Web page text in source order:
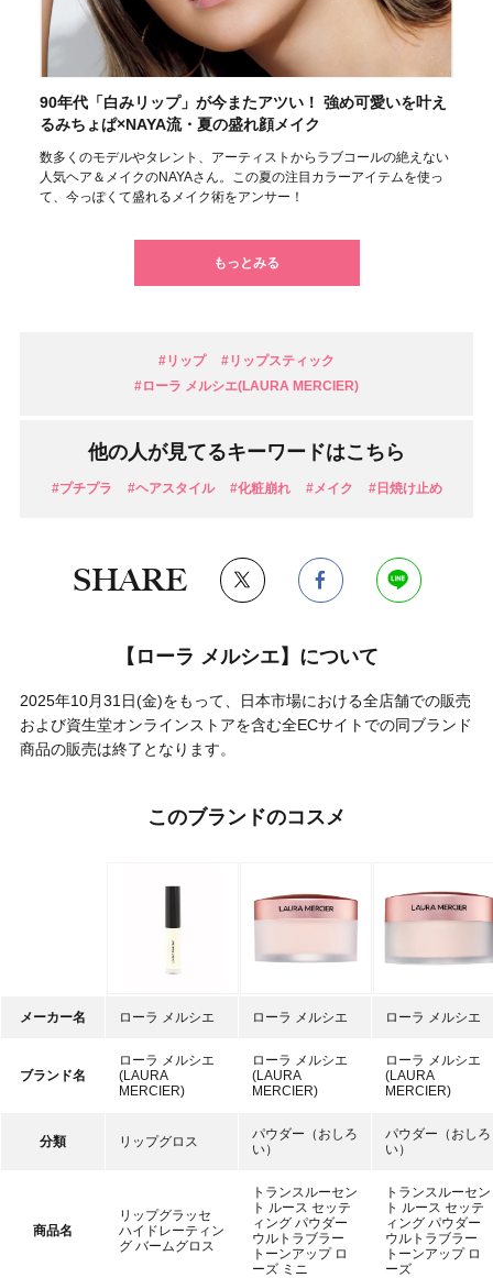
90年代「白みリップ」が今またアツい！ 強め可愛いを叶え
るみちょぱ×NAYA流・夏の盛れ顔メイク
数多くのモデルやタレント、アーティストからラブコールの絶えない
人気ヘア＆メイクのNAYAさん。この夏の注目カラーアイテムを使っ
て、今っぽくて盛れるメイク術をアンサー！
もっとみる
#リップ
#リップスティック
#ローラ メルシエ(LAURA MERCIER)
他の人が見てるキーワードはこちら
#プチプラ #ヘアスタイル #化粧崩れ #メイク #日焼け止め
SHARE
【ローラ メルシエ】について
2025年10月31日(金)をもって、日本市場における全店舗での販売
および資生堂オンラインストアを含む全ECサイトでの同ブランド
商品の販売は終了となります。
このブランドのコスメ
メーカー名 ローラ メルシエ ローラ メルシエ ローラ メルシエ
ブランド名
ローラ メルシエ
(LAURA
MERCIER)
ローラ メルシエ
(LAURA
MERCIER)
ローラ メルシエ
(LAURA
MERCIER)
分類 リップグロス
パウダー（おしろ
い）
パウダー（おしろ
い）
商品名
リップグラッセ
ハイドレーティン
グ バームグロス
トランスルーセン
ト ルース セッテ
ィング パウダー
ウルトラブラー
トーンアップ ロ
ーズ ミニ
トランスルーセン
ト ルース セッテ
ィング パウダー
ウルトラブラー
トーンアップ ロ
ーズ